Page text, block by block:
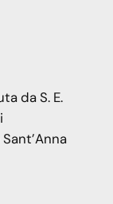
da S. E.